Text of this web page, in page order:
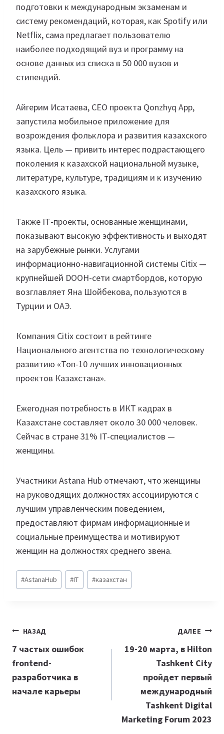
подготовки к международным экзаменам и
систему рекомендаций, которая, как Spotify или
Netflix, сама предлагает пользователю
наиболее подходящий вуз и программу на
основе данных из списка в 50 000 вузов и
стипендий.
Айгерим Исатаева, СЕО проекта Qonzhyq App,
запустила мобильное приложение для
возрождения фольклора и развития казахского
языка. Цель — привить интерес подрастающего
поколения к казахской национальной музыке,
литературе, культуре, традициям и к изучению
казахского языка.
Также ІТ-проекты, основанные женщинами,
показывают высокую эффективность и выходят
на зарубежные рынки. Услугами
информационно-навигационной системы Citix —
крупнейшей DOOH-сети смартбордов, которую
возглавляет Яна Шойбекова, пользуются в
Турции и ОАЭ.
Компания Citix состоит в рейтинге
Национального агентства по технологическому
развитию «Топ-10 лучших инновационных
проектов Казахстана».
Ежегодная потребность в ИКТ кадрах в
Казахстане составляет около 30 000 человек.
Сейчас в стране 31% IT-специалистов —
женщины.
Участники Astana Hub отмечают, что женщины
на руководящих должностях ассоциируются с
лучшим управленческим поведением,
предоставляют фирмам информационные и
социальные преимущества и мотивируют
женщин на должностях среднего звена.
Метки
записи:
#AstanaHub #IT #казахстан
Навигация
по
записям
НАЗАД
7 частых ошибок
frontend-
разработчика в
начале карьеры
ДАЛЕЕ
19-20 марта, в Hilton
Tashkent City
пройдет первый
международный
Tashkent Digital
Marketing Forum 2023